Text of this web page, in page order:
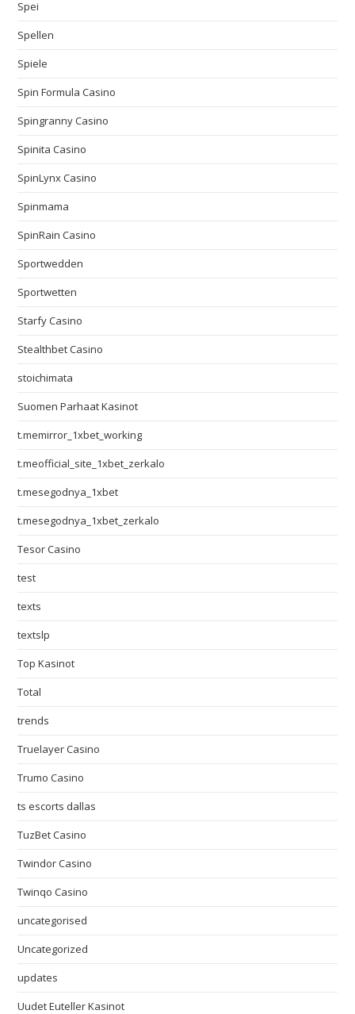
Spei
Spellen
Spiele
Spin Formula Casino
Spingranny Casino
Spinita Casino
SpinLynx Casino
Spinmama
SpinRain Casino
Sportwedden
Sportwetten
Starfy Casino
Stealthbet Casino
stoichimata
Suomen Parhaat Kasinot
t.memirror_1xbet_working
t.meofficial_site_1xbet_zerkalo
t.mesegodnya_1xbet
t.mesegodnya_1xbet_zerkalo
Tesor Casino
test
texts
textslp
Top Kasinot
Total
trends
Truelayer Casino
Trumo Casino
ts escorts dallas
TuzBet Casino
Twindor Casino
Twinqo Casino
uncategorised
Uncategorized
updates
Uudet Euteller Kasinot